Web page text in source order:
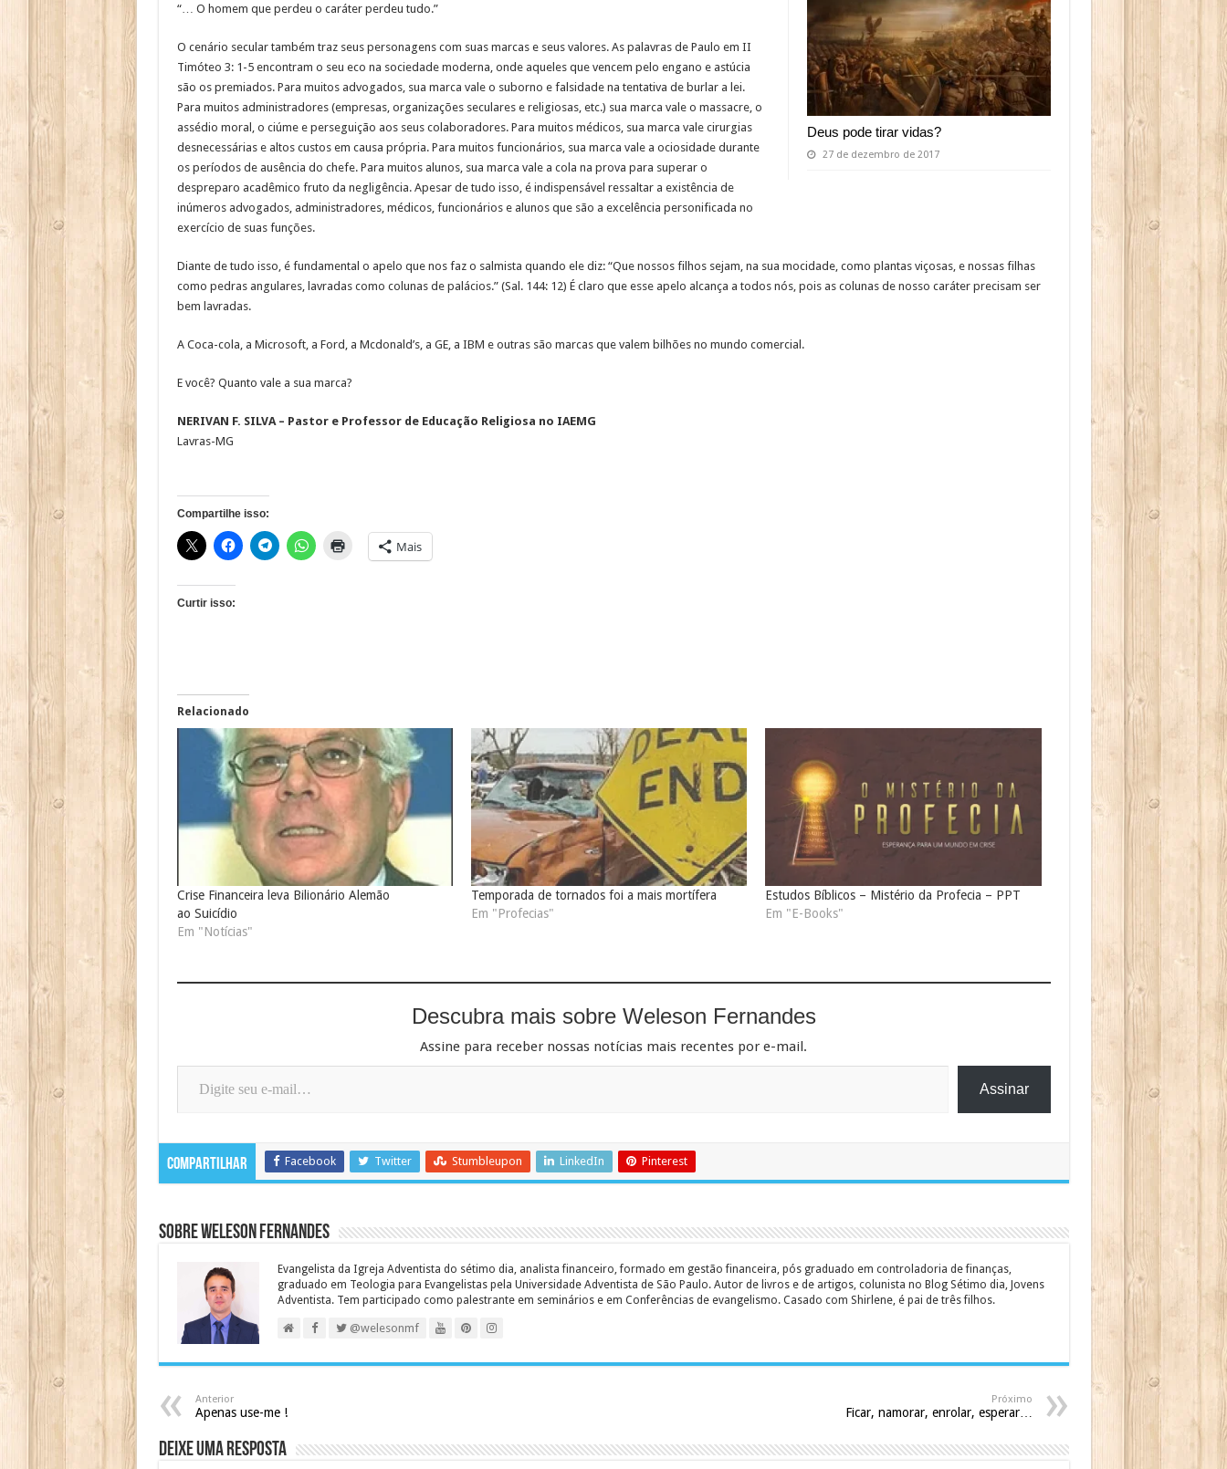
Deus pode tirar vidas?
27 de dezembro de 2017
“… O homem que perdeu o caráter perdeu tudo.”
O cenário secular também traz seus personagens com suas marcas e seus valores. As palavras de Paulo em II
Timóteo 3: 1-5 encontram o seu eco na sociedade moderna, onde aqueles que vencem pelo engano e astúcia
são os premiados. Para muitos advogados, sua marca vale o suborno e falsidade na tentativa de burlar a lei.
Para muitos administradores (empresas, organizações seculares e religiosas, etc.) sua marca vale o massacre, o
assédio moral, o ciúme e perseguição aos seus colaboradores. Para muitos médicos, sua marca vale cirurgias
desnecessárias e altos custos em causa própria. Para muitos funcionários, sua marca vale a ociosidade durante
os períodos de ausência do chefe. Para muitos alunos, sua marca vale a cola na prova para superar o
despreparo acadêmico fruto da negligência. Apesar de tudo isso, é indispensável ressaltar a existência de
inúmeros advogados, administradores, médicos, funcionários e alunos que são a excelência personificada no
exercício de suas funções.
Diante de tudo isso, é fundamental o apelo que nos faz o salmista quando ele diz: “Que nossos filhos sejam, na sua mocidade, como plantas viçosas, e nossas filhas
como pedras angulares, lavradas como colunas de palácios.” (Sal. 144: 12) É claro que esse apelo alcança a todos nós, pois as colunas de nosso caráter precisam ser
bem lavradas.
A Coca-cola, a Microsoft, a Ford, a Mcdonald’s, a GE, a IBM e outras são marcas que valem bilhões no mundo comercial.
E você? Quanto vale a sua marca?
NERIVAN F. SILVA – Pastor e Professor de Educação Religiosa no IAEMG
Lavras-MG
Compartilhe isso:
Mais
Curtir isso:
Relacionado
Crise Financeira leva Bilionário Alemão
ao Suicídio
Em "Notícias"
Temporada de tornados foi a mais mortífera
Em "Profecias"
Estudos Bíblicos – Mistério da Profecia – PPT
Em "E-Books"
Descubra mais sobre Weleson Fernandes
Assine para receber nossas notícias mais recentes por e-mail.
Digite seu e-mail…
Assinar
Compartilhar Facebook Twitter Stumbleupon LinkedIn Pinterest
Sobre Weleson Fernandes
Evangelista da Igreja Adventista do sétimo dia, analista financeiro, formado em gestão financeira, pós graduado em controladoria de finanças,
graduado em Teologia para Evangelistas pela Universidade Adventista de São Paulo. Autor de livros e de artigos, colunista no Blog Sétimo dia, Jovens
Adventista. Tem participado como palestrante em seminários e em Conferências de evangelismo. Casado com Shirlene, é pai de três filhos.
@welesonmf
Anterior
Apenas use-me !
Próximo
Ficar, namorar, enrolar, esperar…
Deixe uma resposta